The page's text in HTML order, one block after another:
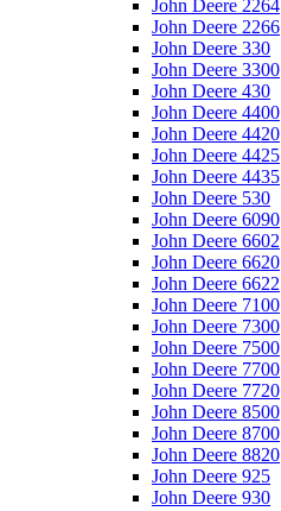
John Deere 2264
John Deere 2266
John Deere 330
John Deere 3300
John Deere 430
John Deere 4400
John Deere 4420
John Deere 4425
John Deere 4435
John Deere 530
John Deere 6090
John Deere 6602
John Deere 6620
John Deere 6622
John Deere 7100
John Deere 7300
John Deere 7500
John Deere 7700
John Deere 7720
John Deere 8500
John Deere 8700
John Deere 8820
John Deere 925
John Deere 930